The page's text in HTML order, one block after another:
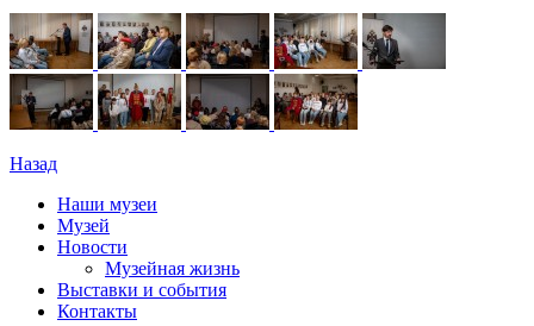
Назад
Наши музеи
Музей
Новости
Музейная жизнь
Выставки и события
Контакты